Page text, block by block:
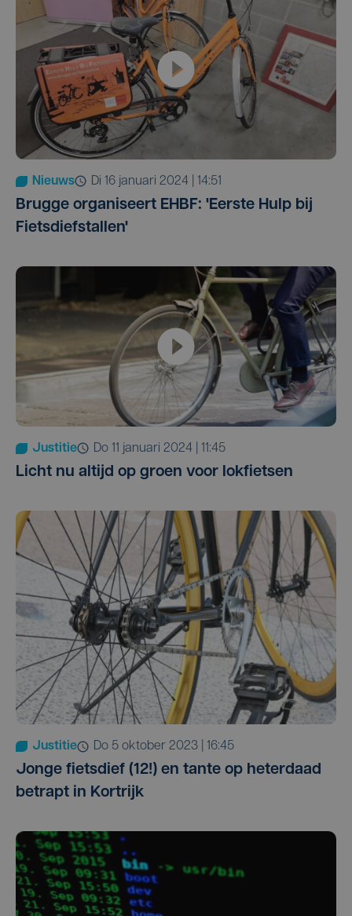
Nieuws di 16 januari 2024 | 14:51
Brugge organiseert EHBF: 'Eerste Hulp bij
Fietsdiefstallen'
Justitie do 11 januari 2024 | 11:45
Licht nu altijd op groen voor lokfietsen
Justitie do 5 oktober 2023 | 16:45
Jonge fietsdief (12!) en tante op heterdaad
betrapt in Kortrijk